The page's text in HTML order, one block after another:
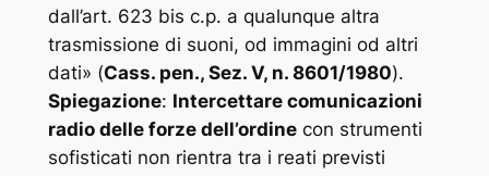
dall’art. 623 bis c.p. a qualunque altra
trasmissione di suoni, od immagini od altri
dati» (Cass. pen., Sez. V, n. 8601/1980).
Spiegazione: Intercettare comunicazioni
radio delle forze dell’ordinecon strumenti
sofisticati non rientra tra i reati previsti